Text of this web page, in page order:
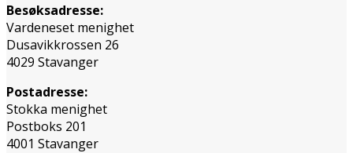
Besøksadresse:
Vardeneset menighet
Dusavikkrossen 26
4029 Stavanger
Postadresse:
Stokka menighet
Postboks 201
4001 Stavanger